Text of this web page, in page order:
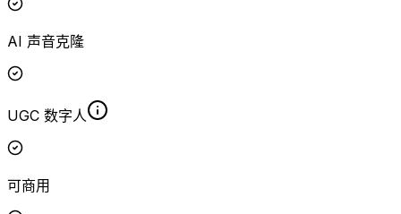
AI 声音克隆
UGC 数字人
可商用